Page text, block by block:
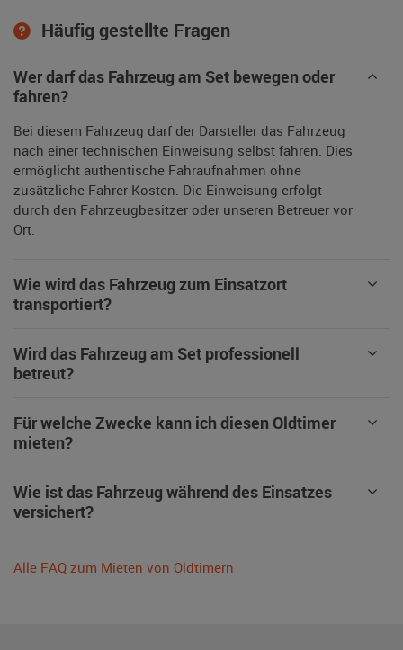
Häufig gestellte Fragen
Wer darf das Fahrzeug am Set bewegen oder
fahren?
Bei diesem Fahrzeug darf der Darsteller das Fahrzeug
nach einer technischen Einweisung selbst fahren. Dies
ermöglicht authentische Fahraufnahmen ohne
zusätzliche Fahrer-Kosten. Die Einweisung erfolgt
durch den Fahrzeugbesitzer oder unseren Betreuer vor
Ort.
Wie wird das Fahrzeug zum Einsatzort
transportiert?
Wird das Fahrzeug am Set professionell
betreut?
Für welche Zwecke kann ich diesen Oldtimer
mieten?
Wie ist das Fahrzeug während des Einsatzes
versichert?
Alle FAQ zum Mieten von Oldtimern